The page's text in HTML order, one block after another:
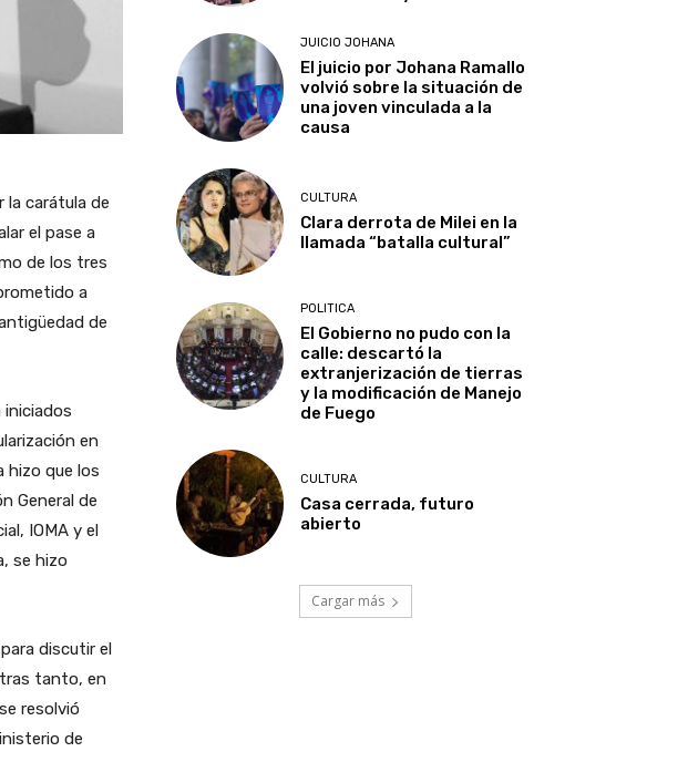
la carátula de
el pase a
de los tres
a
de
en
hizo que los
General de
IOMA y el
se hizo
discutir el
tanto, en
resolvió
de
JUICIO JOHANA
El juicio por Johana Ramallo
volvió sobre la situación de
una joven vinculada a la
causa
CULTURA
Clara derrota de Milei en la
llamada “batalla cultural”
POLITICA
El Gobierno no pudo con la
calle: descartó la
extranjerización de tierras
y la modificación de Manejo
de Fuego
CULTURA
Casa cerrada, futuro
abierto
Cargar más